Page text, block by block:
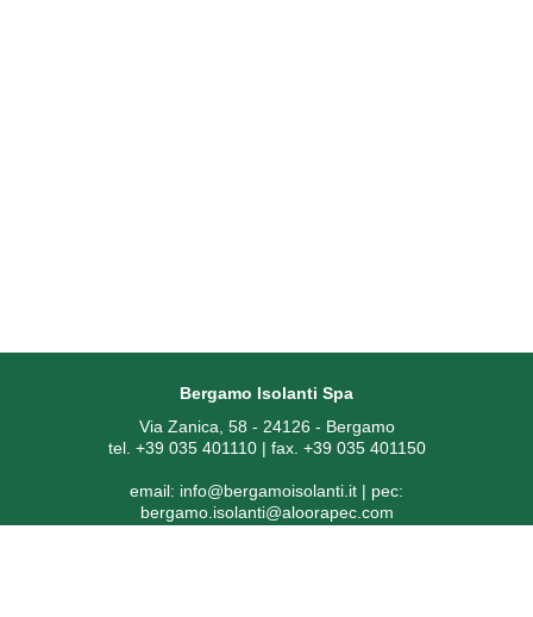
Bergamo Isolanti Spa
Via Zanica, 58 - 24126 - Bergamo
tel. +39 035 401110 | fax. +39 035 401150
email: info@bergamoisolanti.it | pec:
bergamo.isolanti@aloorapec.com